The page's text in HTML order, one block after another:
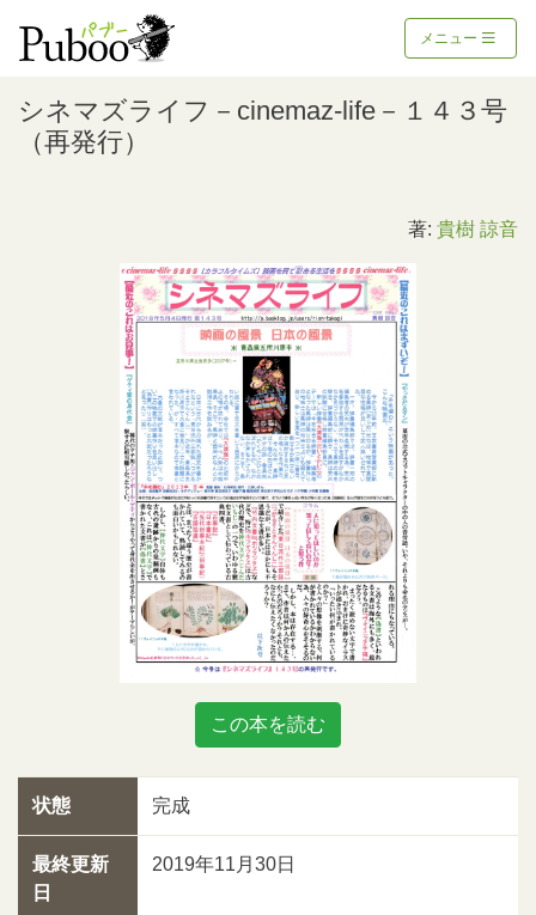
メニュー
シネマズライフ－cinemaz-life－１４３号
（再発行）
著: 貴樹 諒音
この本を読む
状態 完成
最終更新
日
2019年11月30日